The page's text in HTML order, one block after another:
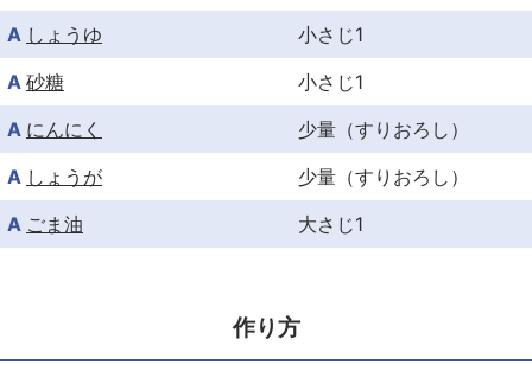
A しょうゆ
小さじ1
A 砂糖
小さじ1
A にんにく
少量（すりおろし）
A しょうが
少量（すりおろし）
A ごま油 大さじ1
作り方